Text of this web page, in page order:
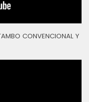
CONVENCIONAL Y